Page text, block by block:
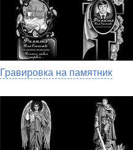
Гравировка на памятник